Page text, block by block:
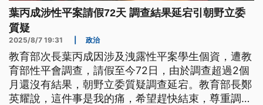
葉丙成涉性平案請假72天 調查結果延宕引朝野立委
質疑
2025/8/7 19:31 政治
教育部次長葉丙成因涉及洩露性平案學生個資，遭教
育部性平會調查，請假至今72日，由於調查超過2個
月還沒有結果，朝野立委質疑調查延宕。教育部長鄭
英耀說，這件事是我的痛，希望趕快結束，尊重調查